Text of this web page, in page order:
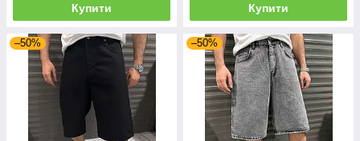
Купити Купити
–50% –50%